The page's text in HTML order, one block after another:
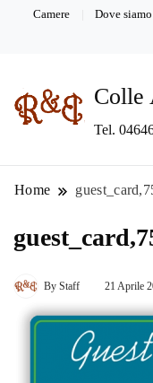
Camere Dove siamo
Colle
Tel.
Home
By Staff 21 Aprile